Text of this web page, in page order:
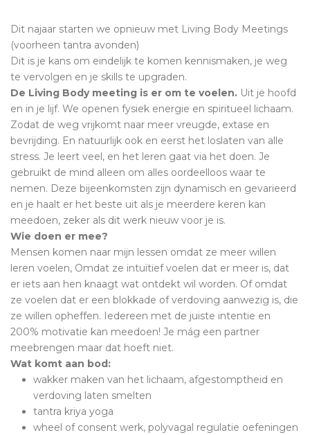
Dit najaar starten we opnieuw met Living Body Meetings
(voorheen tantra avonden)
Dit is je kans om eindelijk te komen kennismaken, je weg
te vervolgen en je skills te upgraden.
De Living Body meeting is er om te voelen. Uit je hoofd
en in je lijf. We openen fysiek energie en spiritueel lichaam.
Zodat de weg vrijkomt naar meer vreugde, extase en
bevrijding. En natuurlijk ook en eerst het loslaten van alle
stress. Je leert veel, en het leren gaat via het doen. Je
gebruikt de mind alleen om alles oordeelloos waar te
nemen. Deze bijeenkomsten zijn dynamisch en gevarieerd
en je haalt er het beste uit als je meerdere keren kan
meedoen, zeker als dit werk nieuw voor je is.
Wie doen er mee?
Mensen komen naar mijn lessen omdat ze meer willen
leren voelen, Omdat ze intuïtief voelen dat er meer is, dat
er iets aan hen knaagt wat ontdekt wil worden. Of omdat
ze voelen dat er een blokkade of verdoving aanwezig is, die
ze willen opheffen. Iedereen met de juiste intentie en
200% motivatie kan meedoen! Je mág een partner
meebrengen maar dat hoeft niet.
Wat komt aan bod:
wakker maken van het lichaam, afgestomptheid en
verdoving laten smelten
tantra kriya yoga
wheel of consent werk, polyvagal regulatie oefeningen